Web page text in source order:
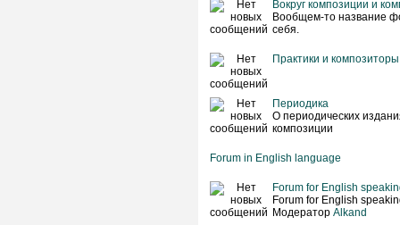
Вокруг композиции и
Вообщем-то название
себя.
Практики и композиторы
Периодика
О периодических
композиции
Forum in English language
Forum for English
Forum for English
Модератор Alkand